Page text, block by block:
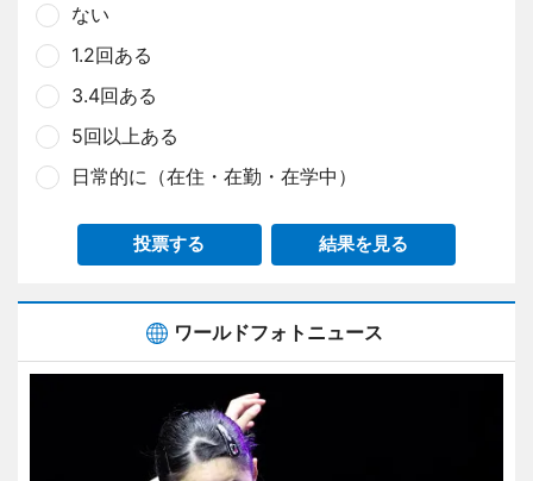
ない
1.2回ある
3.4回ある
5回以上ある
日常的に（在住・在勤・在学中）
投票する 結果を見る
ワールドフォトニュース